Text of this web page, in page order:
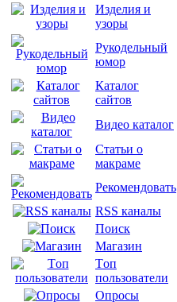
Изделия и
узоры
Рукодельный
юмор
Каталог
сайтов
Видео каталог
Статьи о
макраме
Рекомендовать
RSS каналы
Поиск
Магазин
Tоп
пользователи
Опросы